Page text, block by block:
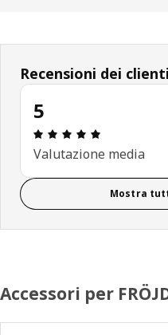
Recensioni dei clienti
5
Valutazione media
Mostra
Accessori per